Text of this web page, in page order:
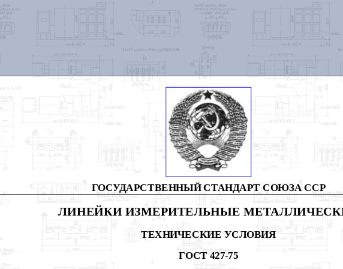
ГОСУДАРСТВЕННЫЙ СТАНДАРТ СОЮЗА ССР
ЛИНЕЙКИ ИЗМЕРИТЕЛЬНЫЕ
ТЕХНИЧЕСКИЕ УСЛОВИЯ
ГОСТ 427-75